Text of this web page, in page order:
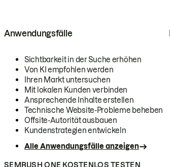
Anwendungsfälle
Sichtbarkeit in der Suche erhöhen
Von KI empfohlen werden
Ihren Markt untersuchen
Mit lokalen Kunden verbinden
Ansprechende Inhalte erstellen
Technische Website-Probleme beheben
Offsite-Autorität ausbauen
Kundenstrategien entwickeln
Alle Anwendungsfälle anzeigen
SEMRUSH ONE KOSTENLOS TESTEN